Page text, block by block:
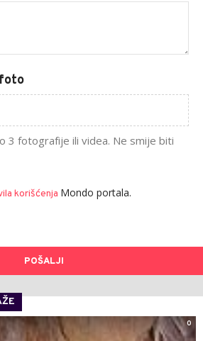
3 fotografije ili videa. Ne smije biti
korišćenja Mondo portala.
POŠALJI
0